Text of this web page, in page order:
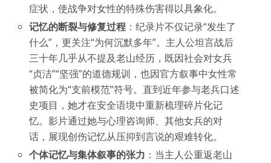
症状，使战争对女性的特殊伤害得以具象化。
记忆的断裂与修复过程 ：纪录片不仅记录“发生了
什么”，更关注“为何沉默多年”。主人公坦言战后
三十年几乎从不提及老山经历，既因社会对女兵
“贞洁”“坚强”的道德规训，也因官方叙事中女性常
被简化为“支前模范”符号。直到近年参与老兵口述
史项目，她才在安全语境中重新梳理碎片化记
忆。影片通过她与心理咨询师、其他女兵的对
话，展现创伤记忆从压抑到言说的艰难转化。
个体记忆与集体叙事的张力 ：当主人公重返老山